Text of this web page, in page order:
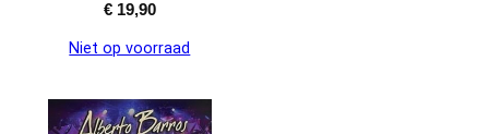
€19,90
Niet op voorraad